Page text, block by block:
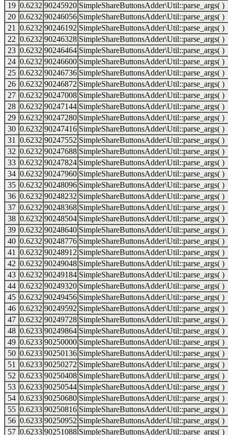
19 0.6232 90245920 SimpleShareButtonsAdder\Util::parse_args( )
20 0.6232 90246056 SimpleShareButtonsAdder\Util::parse_args( )
21
0.6232 90246192 SimpleShareButtonsAdder\Util::parse_args( )
22 0.6232 90246328 SimpleShareButtonsAdder\Util::parse_args( )
23 0.6232 90246464 SimpleShareButtonsAdder\Util::parse_args( )
24 0.6232 90246600 SimpleShareButtonsAdder\Util::parse_args( )
25 0.6232 90246736 SimpleShareButtonsAdder\Util::parse_args( )
26 0.6232 90246872 SimpleShareButtonsAdder\Util::parse_args( )
27 0.6232 90247008 SimpleShareButtonsAdder\Util::parse_args( )
28 0.6232 90247144 SimpleShareButtonsAdder\Util::parse_args( )
29 0.6232 90247280 SimpleShareButtonsAdder\Util::parse_args( )
30 0.6232 90247416 SimpleShareButtonsAdder\Util::parse_args( )
31
0.6232 90247552 SimpleShareButtonsAdder\Util::parse_args( )
32 0.6232 90247688 SimpleShareButtonsAdder\Util::parse_args( )
33 0.6232 90247824 SimpleShareButtonsAdder\Util::parse_args( )
34 0.6232 90247960 SimpleShareButtonsAdder\Util::parse_args( )
35 0.6232 90248096 SimpleShareButtonsAdder\Util::parse_args( )
36 0.6232 90248232 SimpleShareButtonsAdder\Util::parse_args( )
37 0.6232 90248368 SimpleShareButtonsAdder\Util::parse_args( )
38 0.6232 90248504 SimpleShareButtonsAdder\Util::parse_args( )
39 0.6232 90248640 SimpleShareButtonsAdder\Util::parse_args( )
40 0.6232 90248776 SimpleShareButtonsAdder\Util::parse_args( )
41
0.6232 90248912 SimpleShareButtonsAdder\Util::parse_args( )
42 0.6232 90249048 SimpleShareButtonsAdder\Util::parse_args( )
43 0.6232 90249184 SimpleShareButtonsAdder\Util::parse_args( )
44 0.6232 90249320 SimpleShareButtonsAdder\Util::parse_args( )
45 0.6232 90249456 SimpleShareButtonsAdder\Util::parse_args( )
46 0.6232 90249592 SimpleShareButtonsAdder\Util::parse_args( )
47 0.6232 90249728 SimpleShareButtonsAdder\Util::parse_args( )
48 0.6233 90249864 SimpleShareButtonsAdder\Util::parse_args( )
49 0.6233 90250000 SimpleShareButtonsAdder\Util::parse_args( )
50 0.6233 90250136 SimpleShareButtonsAdder\Util::parse_args( )
51
0.6233 90250272 SimpleShareButtonsAdder\Util::parse_args( )
52 0.6233 90250408 SimpleShareButtonsAdder\Util::parse_args( )
53 0.6233 90250544 SimpleShareButtonsAdder\Util::parse_args( )
54 0.6233 90250680 SimpleShareButtonsAdder\Util::parse_args( )
55 0.6233 90250816 SimpleShareButtonsAdder\Util::parse_args( )
56 0.6233 90250952 SimpleShareButtonsAdder\Util::parse_args( )
57 0.6233 90251088 SimpleShareButtonsAdder\Util::parse_args( )